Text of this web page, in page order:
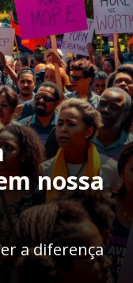
nossa
a diferença